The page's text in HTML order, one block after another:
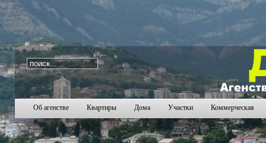
i=443
22172218 2219 2221 2222 2223
Об агенстве Квартиры Дома Участки Коммерческая